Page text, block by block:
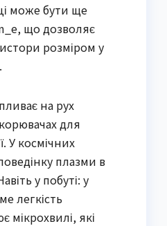
може бути ще
що дозволяє
розміром у
на рух
для
У космічних
плазми в
у побуті: у
легкість
мікрохвилі, які